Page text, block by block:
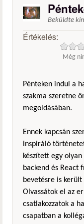
Beküldte
Értékelés:
Még
Pénteken indul a
szakma szeretne
megoldásában.
Ennek kapcsán
inspiráló
készített egy
backend és React
bevetésre is
Olvassátok el az
csatlakozzatok a
csapatban a